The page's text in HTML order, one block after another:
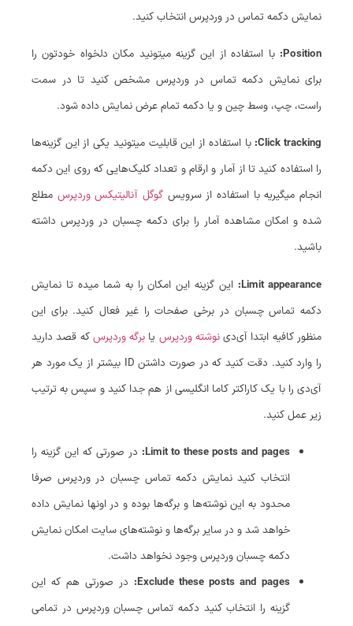
نمایش دکمه تماس در وردپرس انتخاب کنید.
Position: با استفاده از این گزینه میتونید مکان دلخواه خودتون را
برای نمایش دکمه تماس در وردپرس مشخص کنید تا در سمت
راست، چپ، وسط چین و یا دکمه تمام عرض نمایش داده شود.
Click tracking: با استفاده از این قابلیت میتونید یکی از این گزینه‌ها
را استفاده کنید تا از آمار و ارقام و تعداد کلیک‌هایی که روی این دکمه
انجام میگیریه با استفاده از سرویس گوگل آنالیتیکس وردپرس مطلع
شده و امکان مشاهده آمار را برای دکمه چسبان در وردپرس داشته
باشید.
Limit appearance: این گزینه این امکان را به شما میده تا نمایش
دکمه تماس چسبان در برخی صفحات را غیر فعال کنید. برای این
منظور کافیه ابتدا آی‌دینوشته وردپرس یا برگه وردپرس که قصد دارید
را وارد کنید. دقت کنید که در صورت داشتن ID بیشتر از یک مورد هر
آی‌دی را با یک کاراکتر کاما انگلیسی از هم جدا کنید و سپس به ترتیب
زیر عمل کنید.
Limit to these posts and pages: در صورتی که این گزینه را
انتخاب کنید نمایش دکمه تماس چسبان در وردپرس صرفا
محدود به این نوشته‌ها و برگه‌ها بوده و در اونها نمایش داده
خواهد شد و در سایر برگه‌ها و نوشته‌های سایت امکان نمایش
دکمه چسبان وردپرس وجود نخواهد داشت.
Exclude these posts and pages: در صورتی هم که این
گزینه را انتخاب کنید دکمه تماس چسبان وردپرس در تمامی